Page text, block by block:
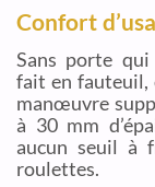
Confort
Sans porte qui
fait en fauteuil,
manœuvre
à 30 mm
aucun seuil à
roulettes.